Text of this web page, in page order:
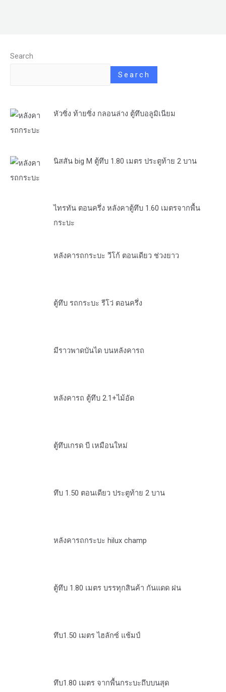
Search
Search
หัวซิ่ง ท้ายซิ่ง กลอนล่าง ตู้ทึบอลูมิเนียม
นิสสัน big M ตู้ทึบ 1.80 เมตร ประตูท้าย 2 บาน
ไทรทัน ตอนครึ่ง หลังคาตู้ทึบ 1.60 เมตรจากพื้น
กระบะ
หลังคารถกระบะ วีโก้ ตอนเดียว ช่วงยาว
ตู้ทึบ รถกระบะ รีโว่ ตอนครึ่ง
มีราวพาดบันได บนหลังคารถ
หลังคารถ ตู้ทึบ 2.1+ไม้อัด
ตู้ทึบเกรด บี เหมือนใหม่
ทึบ 1.50 ตอนเดียว ประตูท้าย 2 บาน
หลังคารถกระบะ hilux champ
ตู้ทึบ 1.80 เมตร บรรทุกสินค้า กันแดด ฝน
ทึบ1.50 เมตร ไฮลักซ์ แช้มป์
ทึบ1.80 เมตร จากพื้นกระบะถึบบนสุด